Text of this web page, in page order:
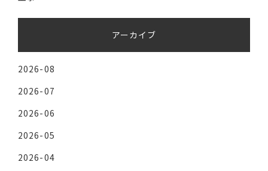
アーカイブ
2026-08
2026-07
2026-06
2026-05
2026-04